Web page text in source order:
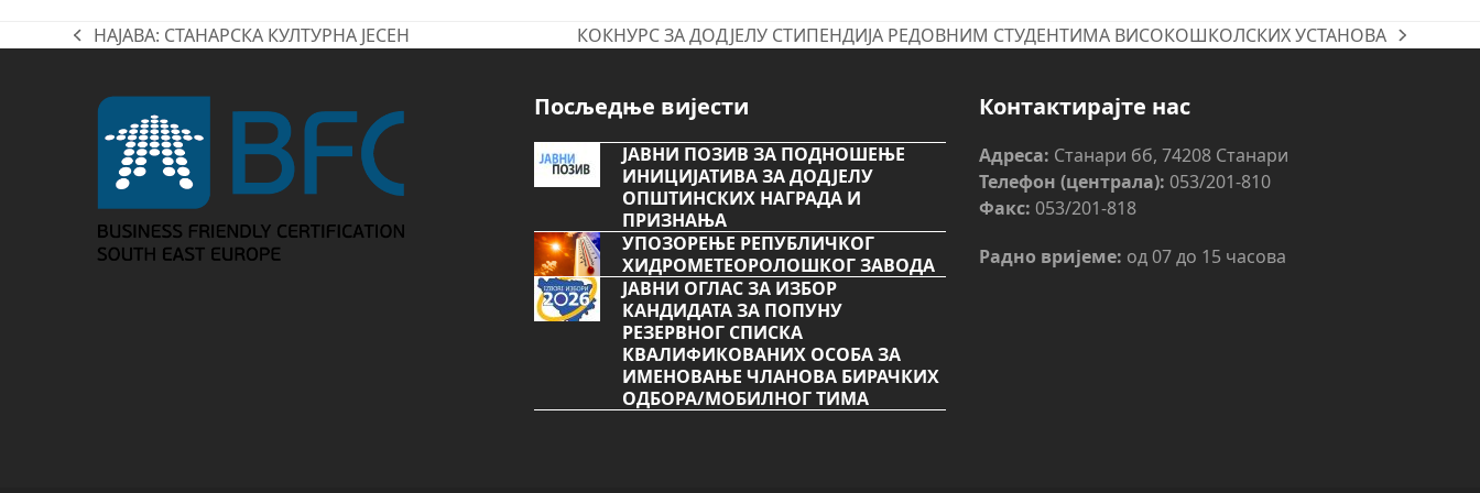
previous
НАЈАВА: СТАНАРСКА КУЛТУРНА ЈЕСЕН
next
КОКНУРС ЗА ДОДЈЕЛУ СТИПЕНДИЈА РЕДОВНИМ СТУДЕНТИМА ВИСОКОШКОЛСКИХ УСТАНОВА
Посљедње вијести
ЈАВНИ ПОЗИВ ЗА ПОДНОШЕЊЕ
ИНИЦИЈАТИВА ЗА ДОДЈЕЛУ
ОПШТИНСКИХ НАГРАДА И
ПРИЗНАЊА
УПОЗОРЕЊЕ РЕПУБЛИЧКОГ
ХИДРОМЕТЕОРОЛОШКОГ ЗАВОДА
ЈАВНИ ОГЛАС ЗА ИЗБОР
КАНДИДАТА ЗА ПОПУНУ
РЕЗЕРВНОГ СПИСКА
КВАЛИФИКОВАНИХ ОСОБА ЗА
ИМЕНОВАЊЕ ЧЛАНОВА БИРАЧКИХ
ОДБОРА/МОБИЛНОГ ТИМА
Контактирајте нас
Адреса: Станари бб, 74208 Станари
Телефон (централа): 053/201-810
Факс: 053/201-818
Радно вријеме: од 07 до 15 часова